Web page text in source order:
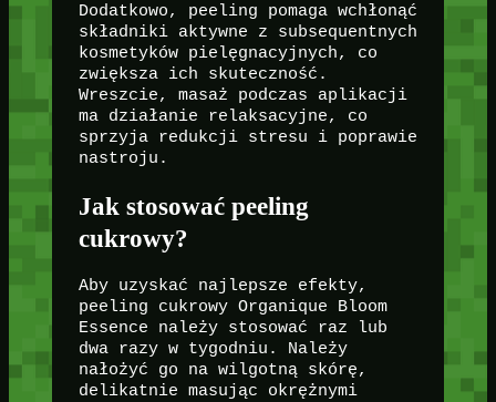
Dodatkowo, peeling pomaga wchłonąć
składniki aktywne z subsequentnych
kosmetyków pielęgnacyjnych, co
zwiększa ich skuteczność.
Wreszcie, masaż podczas aplikacji
ma działanie relaksacyjne, co
sprzyja redukcji stresu i poprawie
nastroju.
Jak stosować peeling
cukrowy?
Aby uzyskać najlepsze efekty,
peeling cukrowy Organique Bloom
Essence należy stosować raz lub
dwa razy w tygodniu. Należy
nałożyć go na wilgotną skórę,
delikatnie masując okrężnymi